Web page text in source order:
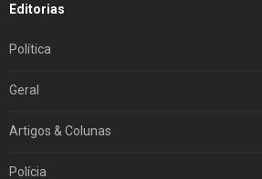
Editorias
Política
Geral
Artigos & Colunas
Polícia